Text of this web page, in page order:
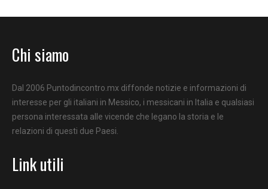
Chi siamo
Dal 2006 Puntodincontro.mx diffonde notizie e informazioni di
interesse per gli italiani in Messico, i messicani in Italia e qualsiasi
persona interessata alle vicende che legano la storia e le
relazioni di questi due Paesi.
Link utili